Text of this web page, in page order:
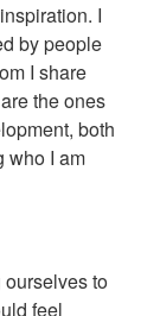
I
by people
I share
the ones
both
who I am
to
feel